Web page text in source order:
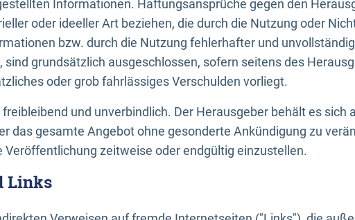
Informationen. Haftungsansprüche gegen den
oder ideeller Art beziehen, die durch die Nutzung oder
bzw. durch die Nutzung fehlerhafter und
sind grundsätzlich ausgeschlossen, sofern seitens des
oder grob fahrlässiges Verschulden vorliegt.
und unverbindlich. Der Herausgeber behält es sich
das gesamte Angebot ohne gesonderte Ankündigung zu
Veröffentlichung zeitweise oder endgültig einzustellen.
Links